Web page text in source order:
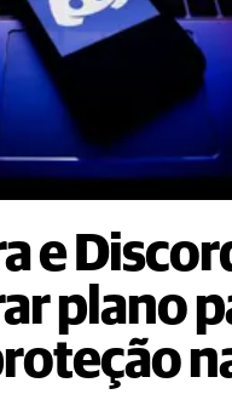
e
plano